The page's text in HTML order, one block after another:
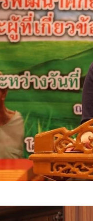
องการดำเนินงาน อบจ.
ฯ
Stop Service)
เดือน GPS
จ้าง
รรม